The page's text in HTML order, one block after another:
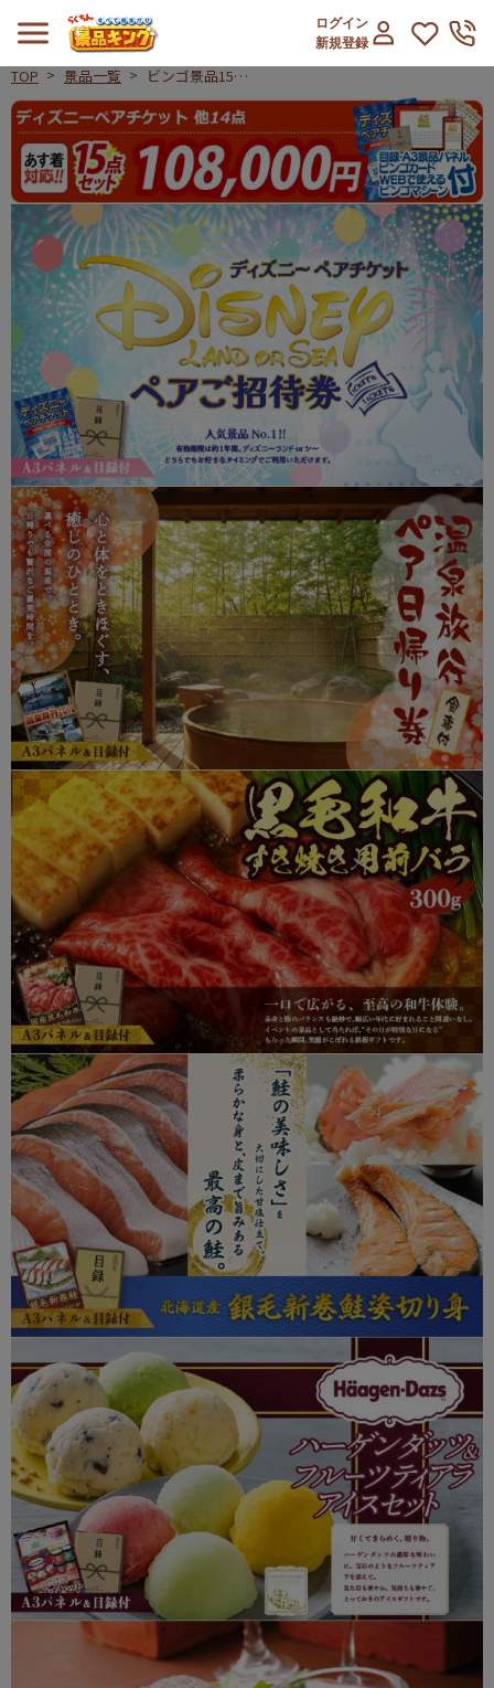
ログイン
新規登録
TOP 景品一覧
ビンゴ景品15点
セット【ディズニ
ーペアチケット/
選べるペア日帰り
入浴+食事付きプ
ラン 他】A3パネ
ル・目録付き<送
料無料>
ビンゴ景品15点セット【ディズニ